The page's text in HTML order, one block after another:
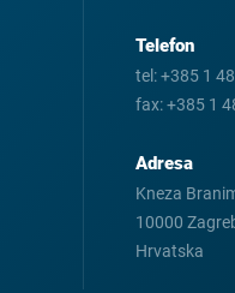
Telefon
tel:+385 1
fax:+385 1
Adresa
Kneza
10000
Hrvatska